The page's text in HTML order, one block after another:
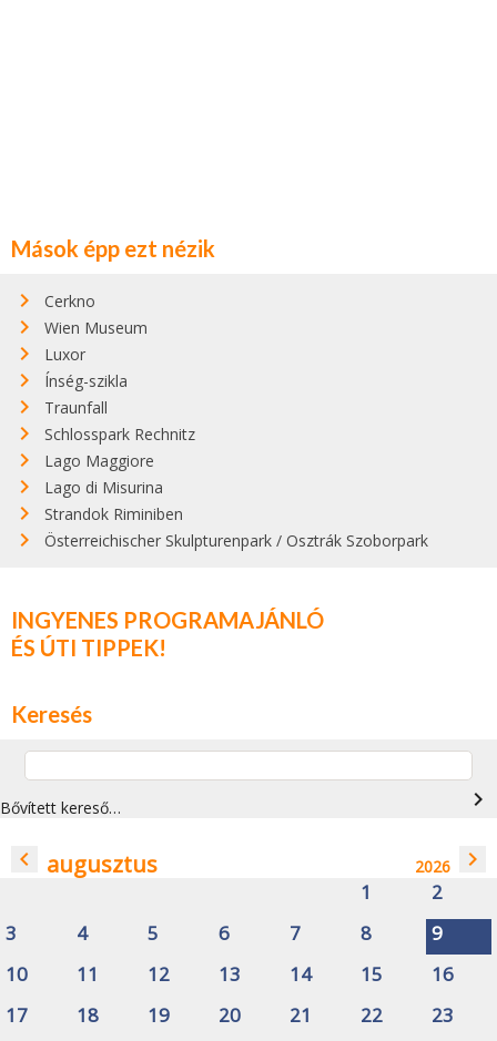
Mások épp ezt nézik
Cerkno
Wien Museum
Luxor
Ínség-szikla
Traunfall
Schlosspark Rechnitz
Lago Maggiore
Lago di Misurina
Strandok Riminiben
Österreichischer Skulpturenpark / Osztrák Szoborpark
INGYENES PROGRAMAJÁNLÓ
ÉS ÚTI TIPPEK!
Keresés
Bővített kereső… navigate_next
navigate_before augusztus 2026 navigate_next
1
2
3
4 5 6 7 8
9
10
11 12 13 14 15
16
17
18 19 20 21 22
23